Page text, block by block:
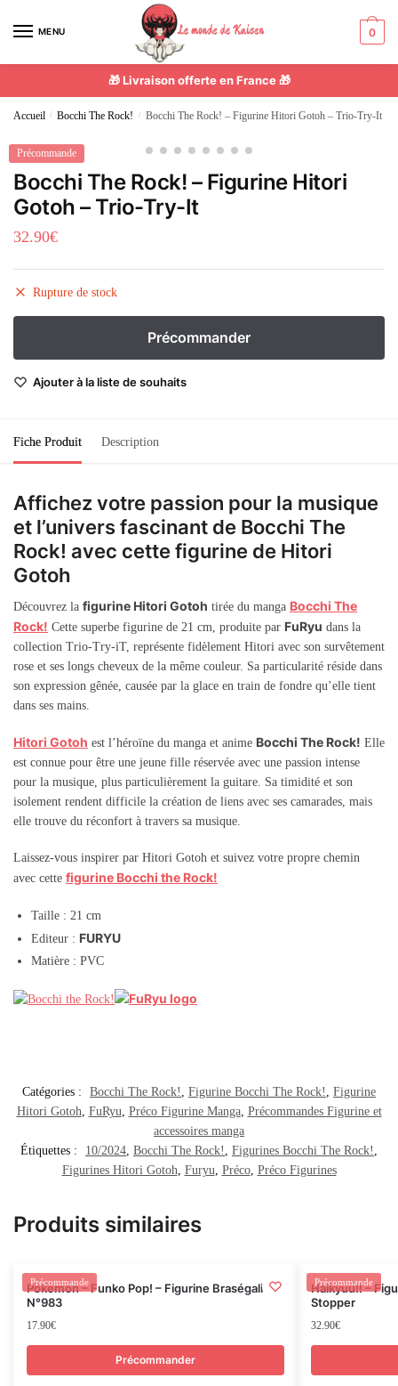
MENU 0
🎁 Livraison offerte en France 🎁
Accueil / Bocchi The Rock! / Bocchi The Rock! – Figurine Hitori Gotoh – Trio-Try-It
Précommande
Bocchi The Rock! – Figurine Hitori
Gotoh – Trio-Try-It
32.90€
Rupture de stock
Ajouter à la liste de souhaits
Fiche Produit Description
Affichez votre passion pour la musique
et l’univers fascinant de Bocchi The
Rock! avec cette figurine de Hitori
Gotoh
Découvrez la figurine Hitori Gotoh tirée du manga Bocchi The
Rock! Cette superbe figurine de 21 cm, produite par FuRyu dans la
collection Trio-Try-iT, représente fidèlement Hitori avec son survêtement
rose et ses longs cheveux de la même couleur. Sa particularité réside dans
son expression gênée, causée par la glace en train de fondre qu’elle tient
dans ses mains.
Hitori Gotoh est l’héroïne du manga et anime Bocchi The Rock! Elle
est connue pour être une jeune fille réservée avec une passion intense
pour la musique, plus particulièrement la guitare. Sa timidité et son
isolement rendent difficile la création de liens avec ses camarades, mais
elle trouve du réconfort à travers sa musique.
Laissez-vous inspirer par Hitori Gotoh et suivez votre propre chemin
avec cette figurine Bocchi the Rock!
Taille : 21 cm
Editeur : FURYU
Matière : PVC
Catégories : Bocchi The Rock! Figurine Bocchi The Rock!
Figurine
Hitori Gotoh FuRyu Préco Figurine Manga, Précommandes Figurine et
accessoires manga
Étiquettes :
10/2024 Bocchi The Rock! Figurines Bocchi The Rock!
Figurines Hitori Gotoh Furyu Préco, Préco Figurines
Produits similaires
Précommande
Pokemon – Funko Pop! – Figurine Braségali –
N°983
17.90€
Précommander
Précommande
Haikyuu!! –
Stopper
32.90€